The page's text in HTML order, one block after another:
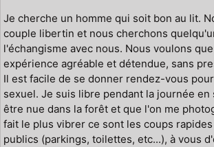
Je cherche un homme qui soit bon au lit.
couple libertin et nous cherchons
l'échangisme avec nous. Nous voulons
expérience agréable et détendue, sans
Il est facile de se donner rendez-vous
sexuel. Je suis libre pendant la journée en
être nue dans la forêt et que l'on me
fait le plus vibrer ce sont les coups
publics (parkings, toilettes, etc...), à vous